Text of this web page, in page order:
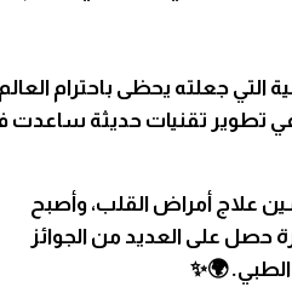
التي جعلته يحظى باحترام العالم
في تطوير تقنيات حديثة ساعدت
علاج أمراض القلب، وأصبح
حصل على العديد من الجوائز
🌍✨